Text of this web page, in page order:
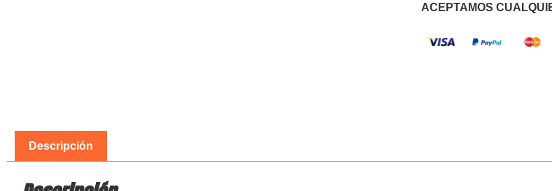
ACEPTAMOS
Descripción